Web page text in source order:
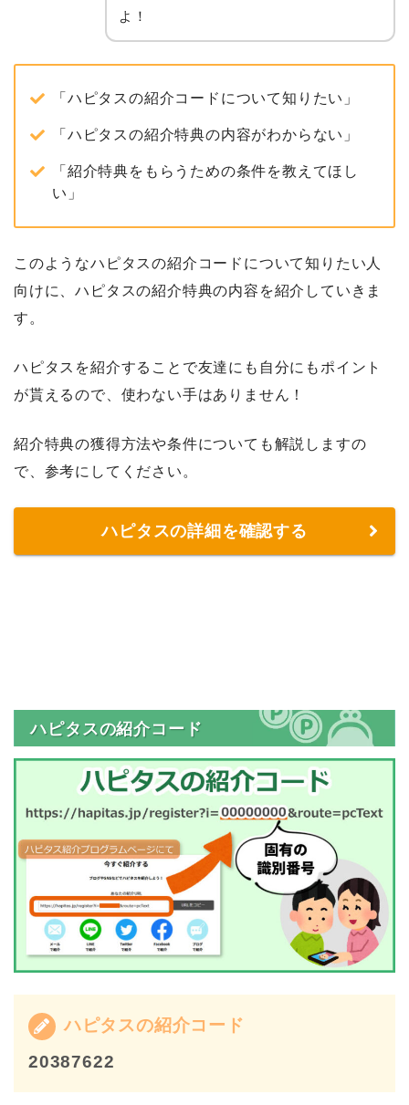
よ！
「ハピタスの紹介コードについて知りたい」
「ハピタスの紹介特典の内容がわからない」
「紹介特典をもらうための条件を教えてほし
い」
このようなハピタスの紹介コードについて知りたい人
向けに、ハピタスの紹介特典の内容を紹介していきま
す。
ハピタスを紹介することで友達にも自分にもポイント
が貰えるので、使わない手はありません！
紹介特典の獲得方法や条件についても解説しますの
で、参考にしてください。
ハピタスの詳細を確認する
ハピタスの紹介コード
ハピタスの紹介コード
20387622